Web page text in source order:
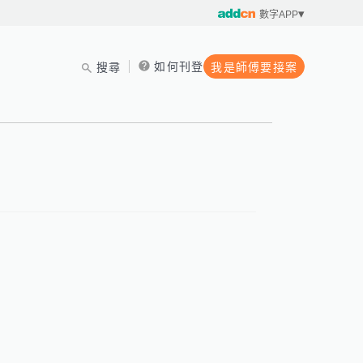
數字APP
搜尋 如何刊登 我是師傅要接案